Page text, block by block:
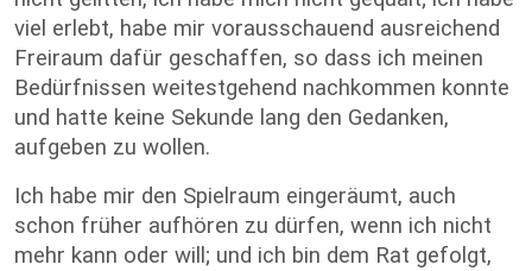
viel erlebt, habe mir vorausschauend ausreichend
Freiraum dafür geschaffen, so dass ich meinen
Bedürfnissen weitestgehend nachkommen konnte
und hatte keine Sekunde lang den Gedanken,
aufgeben zu wollen.
Ich habe mir den Spielraum eingeräumt, auch
schon früher aufhören zu dürfen, wenn ich nicht
mehr kann oder will; und ich bin dem Rat gefolgt,